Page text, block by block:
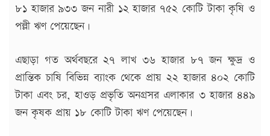
৮১ হাজার ৯৩৩ জন নারী ১২ হাজার ৭৫২ কোটি টাকা কৃষি ও
পল্লী ঋণ পেয়েছেন।
এছাড়া গত অর্থবছরে ২৭ লাখ ৩৬ হাজার ৮৭ জন ক্ষুদ্র ও
প্রান্তিক চাষি বিভিন্ন ব্যাংক থেকে প্রায় ২২ হাজার ৪০২ কোটি
টাকা এবং চর, হাওড় প্রভৃতি অনগ্রসর এলাকার ৩ হাজার ৪৪৯
জন কৃষক প্রায় ১৮ কোটি টাকা ঋণ পেয়েছেন।